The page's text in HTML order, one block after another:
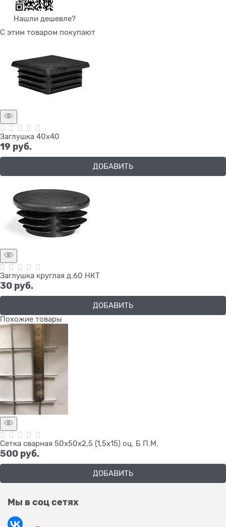
Нашли дешевле?
С этим товаром покупают
Заглушка 40х40
19 руб.
ДОБАВИТЬ
Заглушка круглая д.60 НКТ
30 руб.
ДОБАВИТЬ
Похожие товары
Сетка сварная 50х50х2,5 (1,5х15) оц. Б П.М.
500 руб.
ДОБАВИТЬ
Мы в соц сетях